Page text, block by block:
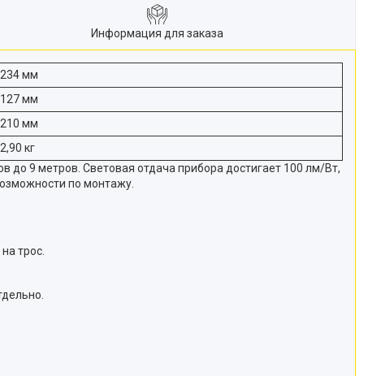
Информация для заказа
234 мм
127 мм
210 мм
2,90 кг
9 метров. Световая отдача прибора достигает 100 лм/Вт,
по монтажу.
трос.